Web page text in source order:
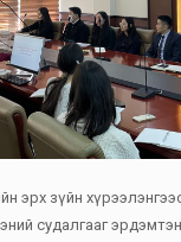
эрх зүйн
судалгааг